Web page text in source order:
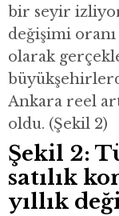
bir seyir
değişimi
olarak
Ankara reel
oldu. (Şekil 2)
Şekil 2:
satılık
yıllık